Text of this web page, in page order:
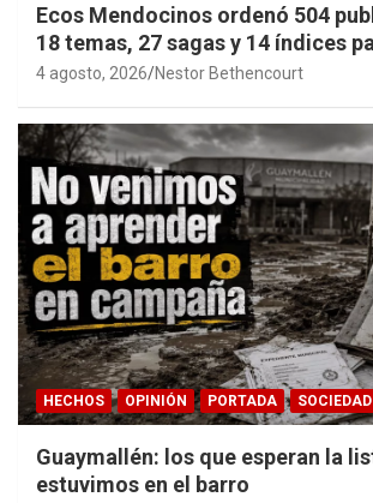
Ecos Mendocinos ordenó 504
18 temas, 27 sagas y 14 índices
años de investigación en memoria
4 agosto, 2026 Nestor Bethencourt
HECHOS OPINIÓN PORTADA SOCIEDAD
Guaymallén: los que esperan la
estuvimos en el barro